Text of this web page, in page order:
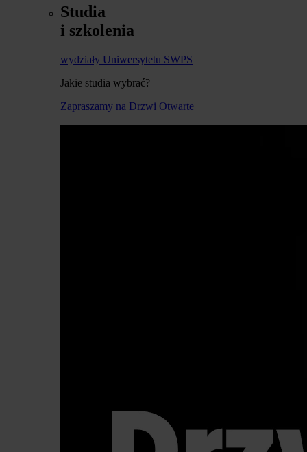
Studia
i szkolenia
wydziały Uniwersytetu SWPS
Jakie studia wybrać?
Zapraszamy na Drzwi Otwarte